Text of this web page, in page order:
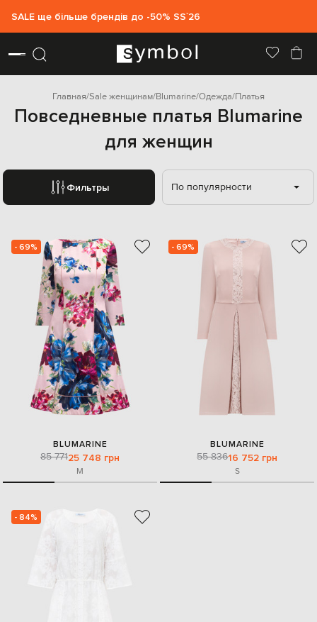
SALE ще більше брендів до -50% SS`26
Главная Sale женщинам Blumarine Одежда Платья
Повседневные платья Blumarine
для женщин
Фильтры По популярности
- 69%
BLUMARINE
85 77125 748 грн
M
- 69%
BLUMARINE
55 83616 752 грн
S
- 84%